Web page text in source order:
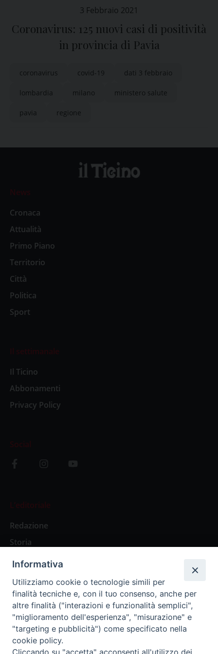
3 Febbraio 2021
Coronavirus: 125 nuovi casi di positività
in provincia di Pavia
coronavirus covid-19 dati 3 febbraio
lombardia milano ministero salute
pavia regione
News
Cronaca
Attualità
Primo Piano
Territorio
Città
Politica
Sport
Il settimanale
Il Ticino
Abbonamenti
Privacy Policy
Social
L’editoriale
Redazione
Storia
Abbonamenti
Abbonamento Annuale Digitale
Abbonamento Annuale Cartaceo
Abbonamento Singola Copia Digitale
Informativa
Utilizziamo cookie o tecnologie simili per
finalità tecniche e, con il tuo consenso, anche per
altre finalità ("interazioni e funzionalità semplici",
"miglioramento dell'esperienza", "misurazione" e
"targeting e pubblicità") come specificato nella
cookie policy.